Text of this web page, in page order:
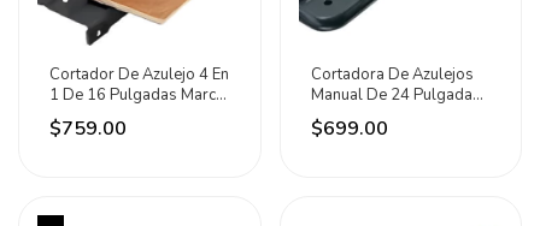
Cortador De Azulejo 4 En
1 De 16 Pulgadas Marca
Maxtool
$759.00
Cortadora De Azulejos
Manual De 24 Pulgadas
Marca Maxtool
$699.00